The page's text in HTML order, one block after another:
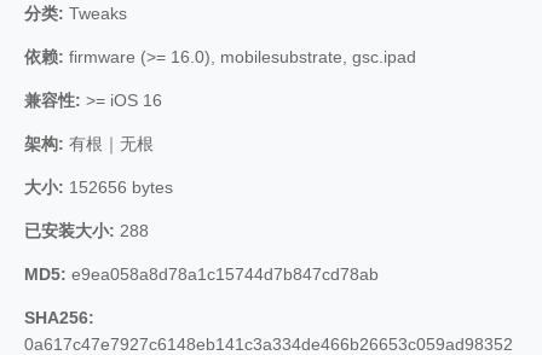
分类: Tweaks
依赖: firmware (>= 16.0), mobilesubstrate, gsc.ipad
兼容性: >= iOS 16
架构: 有根｜无根
大小: 152656 bytes
已安装大小: 288
MD5: e9ea058a8d78a1c15744d7b847cd78ab
SHA256:
0a617c47e7927c6148eb141c3a334de466b26653c059ad98352